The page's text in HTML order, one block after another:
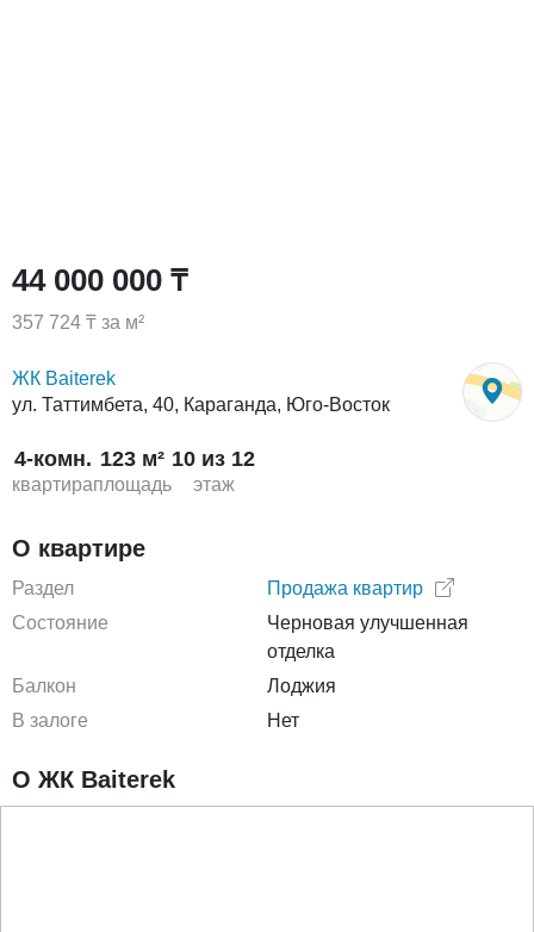
44 000 000 ₸
357 724 ₸ за м²
ЖК Baiterek
ул. Таттимбета, 40, Караганда, Юго-Восток
4-комн.
квартира
123 м²
площадь
10 из 12
этаж
О квартире
Раздел
Продажа квартир
Состояние
Черновая улучшенная
отделка
Балкон
Лоджия
В залоге
Нет
О ЖК Baiterek